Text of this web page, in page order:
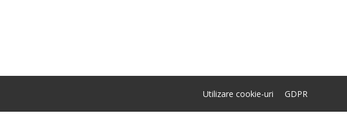
Utilizare cookie-uri GDPR